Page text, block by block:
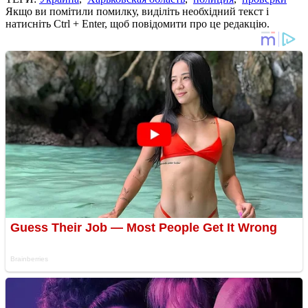
Якщо ви помітили помилку, виділіть необхідний текст і
натисніть Ctrl + Enter, щоб повідомити про це редакцію.